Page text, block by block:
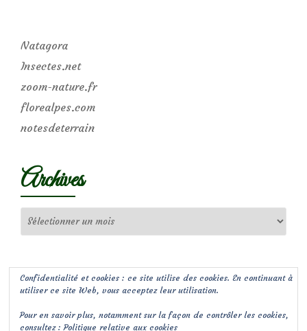
Natagora
Insectes.net
zoom-nature.fr
florealpes.com
notesdeterrain
Archives
Confidentialité et cookies : ce site utilise des cookies. En continuant à
utiliser ce site Web, vous acceptez leur utilisation.
Pour en savoir plus, notamment sur la façon de contrôler les cookies,
consultez :Politique relative aux cookies